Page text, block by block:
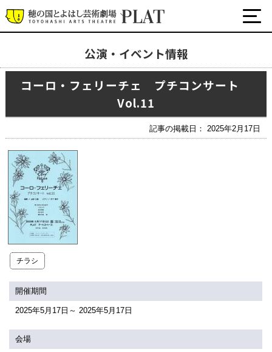
アクセシビリティ/
座席表
公演・イベント情報
コーロ・フェリーチェ プチコンサート
Vol.11
記事の掲載日： 2025年2月17日
チラシ
開催期間
2025年5月17日～ 2025年5月17日
会場
最新の公演・イベント情報
演劇・ダンス・音楽など
ワークショップ・講座
イベント
プラットについて
チケット・座席表・鑑賞サポートなど
施設の利用について
サポート